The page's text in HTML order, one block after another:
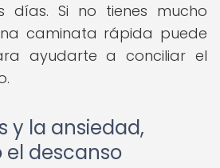
días. Si no tienes mucho
caminata rápida puede
ayudarte a conciliar el
y la ansiedad,
descanso